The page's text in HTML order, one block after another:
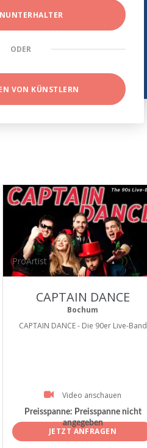
ODER
VON KÜNSTLERN
ProArtist
CAPTAIN DANCE
Bochum
CAPTAIN DANCE - Die 90er Live-Band
Video anschauen
Preisspanne: Preisspanne nicht
angegeben
JETZT ANFRAGEN